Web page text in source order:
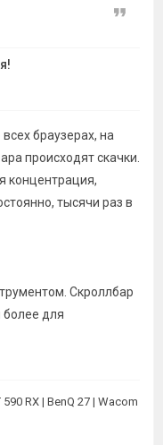
Цитата
браузерах, на
происходят скачки.
концентрация,
тысячи раз в
Скроллбар
более для
RX | BenQ 27 | Wacom